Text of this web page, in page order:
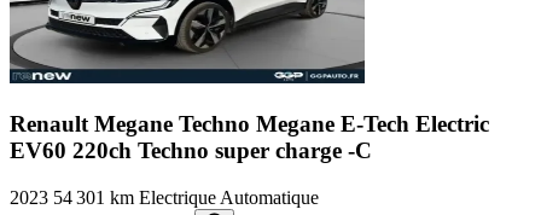
Renault Megane Techno Megane E-Tech Electric
EV60 220ch Techno super charge -C
2023 54 301 km Electrique Automatique